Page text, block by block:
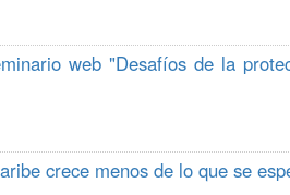
web "Desafíos de la
crece menos de lo que se